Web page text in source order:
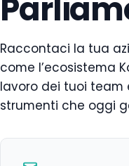
Raccontaci la tua
come l’ecosistema
lavoro dei tuoi team
strumenti che oggi